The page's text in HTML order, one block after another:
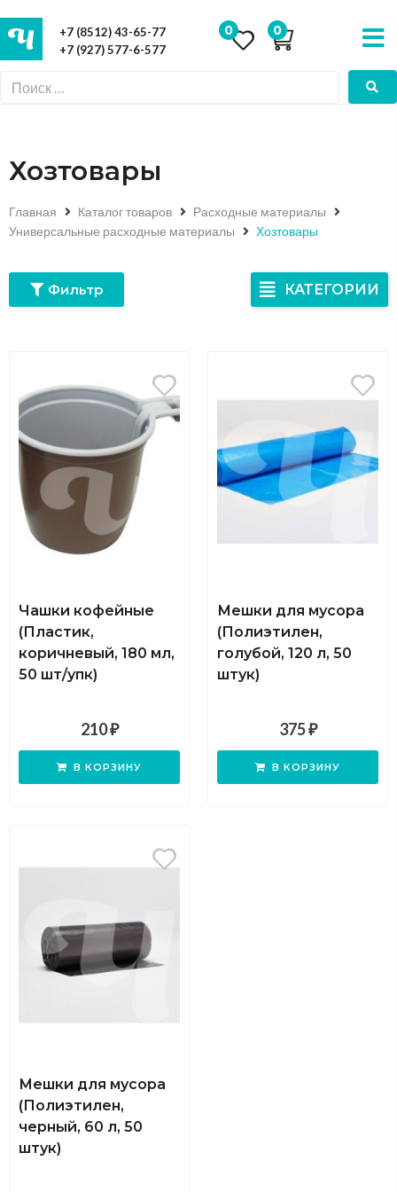
+7 (8512) 43-65-77
+7 (927) 577-6-577
0 0
Хозтовары
Главная Каталог товаров
Расходные материалы
Универсальные расходные материалы
Хозтовары
Фильтр КАТЕГОРИИ
Чашки кофейные
(Пластик,
коричневый, 180 мл,
50 шт/упк)
210₽
В КОРЗИНУ
Мешки для мусора
(Полиэтилен,
голубой, 120 л, 50
штук)
375₽
В КОРЗИНУ
Мешки для мусора
(Полиэтилен,
черный, 60 л, 50
штук)
Сортировка по цене: